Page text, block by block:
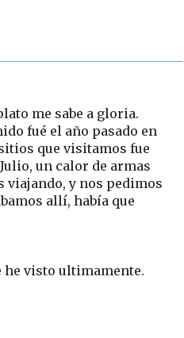
me sabe a gloria.
fué el año pasado en
que visitamos fue
un calor de armas
viajando, y nos pedimos
allí, había que
he visto ultimamente.